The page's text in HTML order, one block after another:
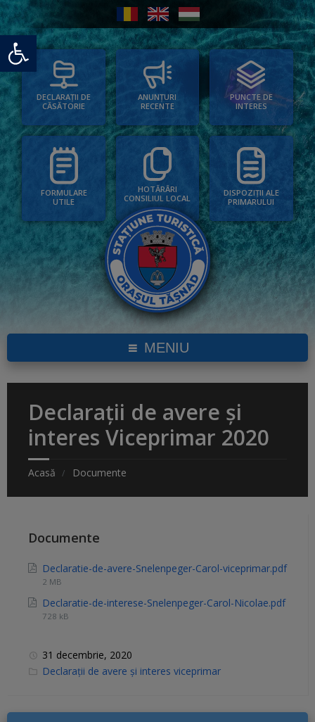
Deschide bara de unelte
DECLARAȚII DE
CĂSĂTORIE
ANUNȚURI
RECENTE
PUNCTE DE
INTERES
FORMULARE
UTILE
HOTĂRÂRI
CONSILIUL LOCAL
DISPOZIȚII ALE
PRIMARULUI
MENIU
Declarații de avere și
interes Viceprimar 2020
Acasă Documente
Documente
Declaratie-de-avere-Snelenpeger-Carol-viceprimar.pdf
2 MB
Declaratie-de-interese-Snelenpeger-Carol-Nicolae.pdf
728 kB
31 decembrie, 2020
C
Declarații de avere și interes viceprimar